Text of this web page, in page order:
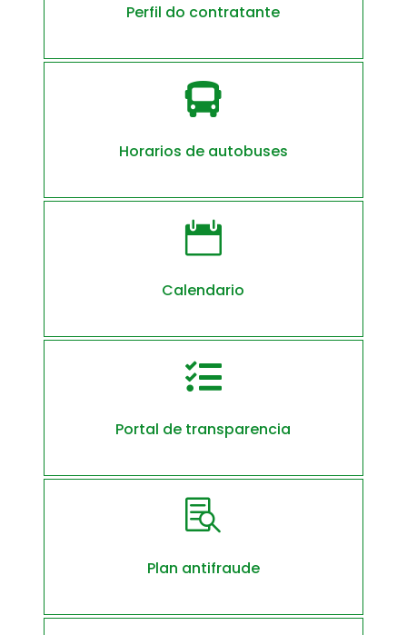
Perfil do contratante

Horarios de autobuses

Calendario

Portal de transparencia

Plan antifraude